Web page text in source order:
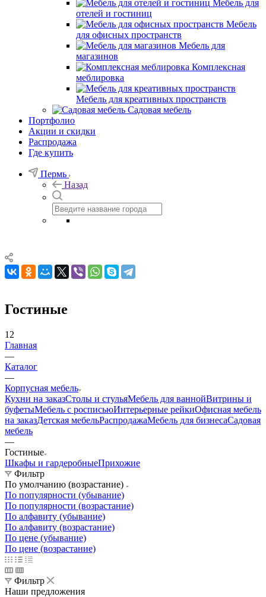
Мебель для
отелей и гостиниц
Мебель
для офисных пространств
Мебель для
магазинов
Комплексная
меблировка
Мебель для креативных пространств
Садовая мебель
Портфолио
Акции и скидки
Распродажа
Где купить
Пермь
Назад
Гостиные
12
Главная
—
Каталог
—
Корпусная мебель
Кухни на заказСтолы и стульяМебель для ваннойВитрины и
буфетыМебель с росписьюИнтерьерные рейкиОфисная мебель
на заказДетская мебельРаспродажаМебель для бизнесаСадовая
мебель
—
Гостиные
Шкафы и гардеробныеПрихожие
Фильтр
По умолчанию (возрастание)
По популярности (убывание)
По популярности (возрастание)
По алфавиту (убывание)
По алфавиту (возрастание)
По цене (убывание)
По цене (возрастание)
Фильтр
Наши предложения